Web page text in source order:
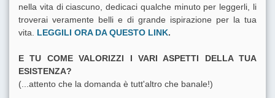
nella vita di ciascuno, dedicaci qualche minuto per leggerli, li
troverai veramente belli e di grande ispirazione per la tua
vita. LEGGILI ORA DA QUESTO LINK.
E TU COME VALORIZZI I VARI ASPETTI DELLA TUA
ESISTENZA?
(...attento che la domanda è tutt'altro che banale!)